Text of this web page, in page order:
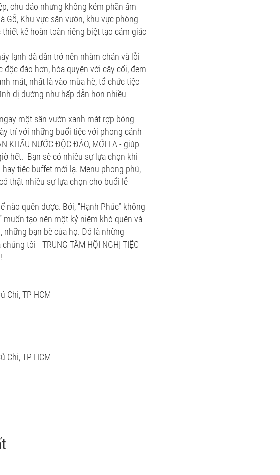
chu đáo nhưng không kém phần ấm
Gỗ, Khu vực sân vườn, khu vực phòng
thiết kế hoàn toàn riêng biệt tạo cảm giác
lạnh đã dần trở nên nhàm chán và lỗi
đáo hơn, hòa quyện với cây cối, đem
mát, nhất là vào mùa hè, tổ chức tiệc
dị dường như hấp dẫn hơn nhiều
ngay một sân vườn xanh mát rợp bóng
trí với những buổi tiệc với phong cảnh
KHẤU NƯỚC ĐỘC ĐÁO, MỚI LA - giúp
hết. Bạn sẽ có nhiều sự lựa chọn khi
hay tiệc buffet mới lạ. Menu phong phú,
thật nhiều sự lựa chọn cho buổi lễ
nào quên được. Bởi, “Hạnh Phúc” không
muốn tạo nên một kỷ niệm khó quên và
bạn bè của họ. Đó là những
tôi - TRUNG TÂM HỘI NGHỊ TIỆC
Chi, TP HCM
Chi, TP HCM